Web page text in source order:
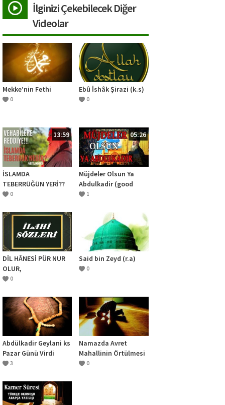
İlginizi Çekebilecek Diğer
Videolar
Mekke’nin Fethi
0
Ebû İshâk Şirazi (k.s)
0
13:59
İSLAMDA
TEBERRÜĞÜN YERİ??
0
05:26
Müjdeler Olsun Ya
Abdulkadir (good
news or abdulkadir)
1
DİL HÂNESİ PÜR NUR
OLUR,
0
Said bin Zeyd (r.a)
0
Abdülkadir Geylani ks
Pazar Günü Virdi
3
Namazda Avret
Mahallinin Örtülmesi
0